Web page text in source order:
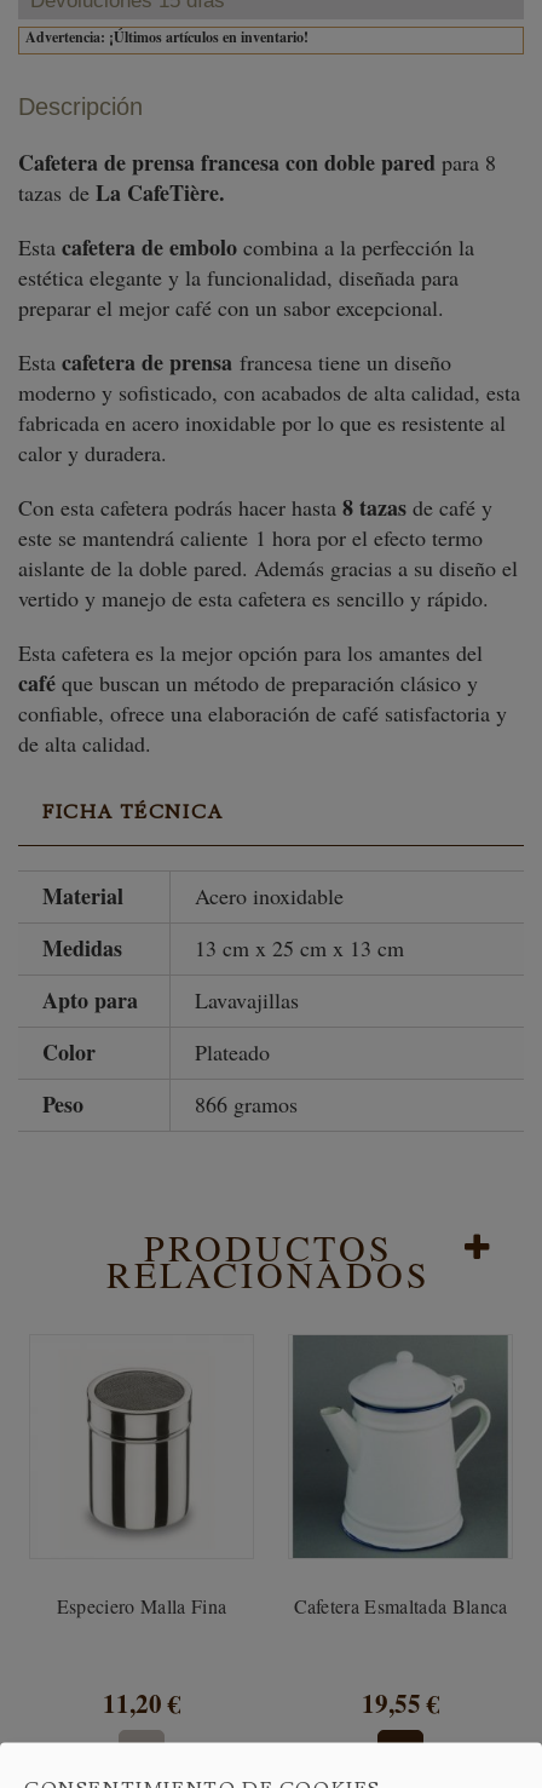
Advertencia: ¡Últimos artículos en inventario!
Descripción
Cafetera de prensa francesa con doble pared para 8
tazas de La CafeTière.
Esta cafetera de embolo combina a la perfección la
estética elegante y la funcionalidad, diseñada para
preparar el mejor café con un sabor excepcional.
Esta cafetera de prensa francesa tiene un diseño
moderno y sofisticado, con acabados de alta calidad, esta
fabricada en acero inoxidable por lo que es resistente al
calor y duradera.
Con esta cafetera podrás hacer hasta 8 tazas de café y
este se mantendrá caliente 1 hora por el efecto termo
aislante de la doble pared. Además gracias a su diseño el
vertido y manejo de esta cafetera es sencillo y rápido.
Esta cafetera es la mejor opción para los amantes del
café que buscan un método de preparación clásico y
confiable, ofrece una elaboración de café satisfactoria y
de alta calidad.
FICHA TÉCNICA
Material Acero inoxidable
Medidas 13 cm x 25 cm x 13 cm
Apto para Lavavajillas
Color Plateado
Peso 866 gramos
PRODUCTOS
RELACIONADOS
Especiero Malla Fina
11,20 €
Cafetera Esmaltada Blanca
19,55 €